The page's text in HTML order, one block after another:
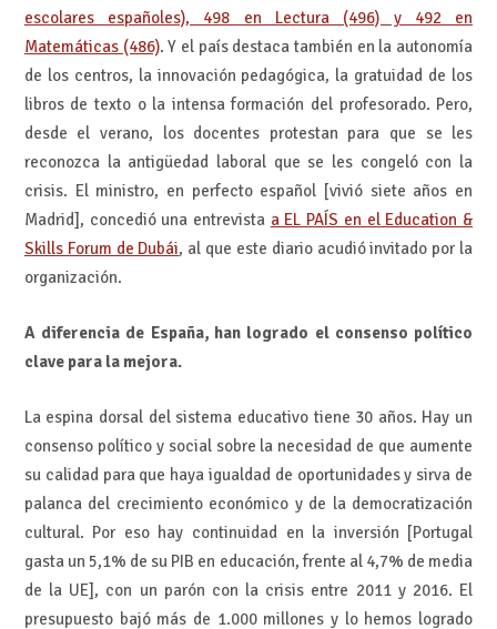
escolares españoles), 498 en Lectura (496) y 492 en
Matemáticas (486). Y el país destaca también en la autonomía
de los centros, la innovación pedagógica, la gratuidad de los
libros de texto o la intensa formación del profesorado. Pero,
desde el verano, los docentes protestan para que se les
reconozca la antigüedad laboral que se les congeló con la
crisis. El ministro, en perfecto español [vivió siete años en
Madrid], concedió una entrevista a EL PAÍS en el Education &
Skills Forum de Dubái, al que este diario acudió invitado por la
organización.
A diferencia de España, han logrado el consenso político
clave para la mejora.
La espina dorsal del sistema educativo tiene 30 años. Hay un
consenso político y social sobre la necesidad de que aumente
su calidad para que haya igualdad de oportunidades y sirva de
palanca del crecimiento económico y de la democratización
cultural. Por eso hay continuidad en la inversión [Portugal
gasta un 5,1% de su PIB en educación, frente al 4,7% de media
de la UE], con un parón con la crisis entre 2011 y 2016. El
presupuesto bajó más de 1.000 millones y lo hemos logrado